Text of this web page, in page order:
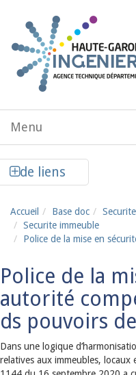
Menu
de liens
Accueil Base doc
Securite immeuble
Police de la mise en
Police de la
autorité
ds pouvoirs
Dans une logique
relatives aux immeubles, locaux